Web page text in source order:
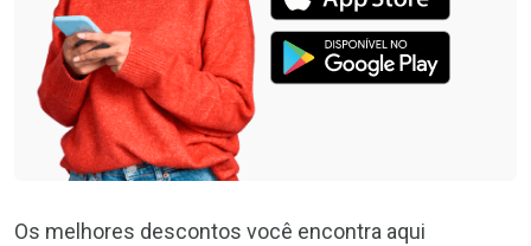
Os melhores descontos você encontra aqui